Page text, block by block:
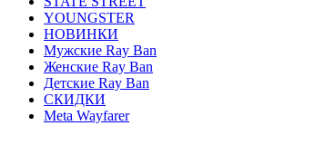
YOUNGSTER
НОВИНКИ
Мужские Ray Ban
Женские Ray Ban
Детские Ray Ban
СКИДКИ
Meta Wayfarer